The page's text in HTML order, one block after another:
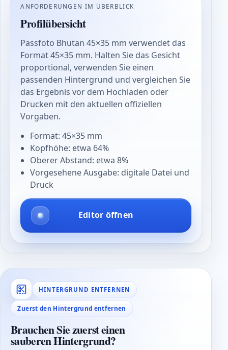
ANFORDERUNGEN IM ÜBERBLICK
Profilübersicht
Passfoto Bhutan 45×35 mm verwendet das
Format 45×35 mm. Halten Sie das Gesicht
proportional, verwenden Sie einen
passenden Hintergrund und vergleichen Sie
das Ergebnis vor dem Hochladen oder
Drucken mit den aktuellen offiziellen
Vorgaben.
Format: 45×35 mm
Kopfhöhe: etwa 64%
Oberer Abstand: etwa 8%
Vorgesehene Ausgabe: digitale Datei und
Druck
Editor öffnen
HINTERGRUND ENTFERNEN
Zuerst den Hintergrund entfernen
Brauchen Sie zuerst einen
sauberen Hintergrund?